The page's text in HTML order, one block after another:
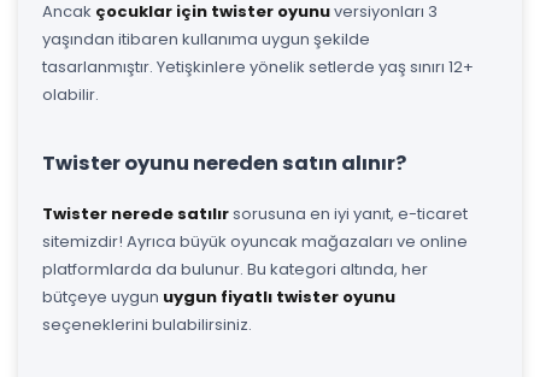
Ancak çocuklar için twister oyunuversiyonları 3
yaşından itibaren kullanıma uygun şekilde
tasarlanmıştır. Yetişkinlere yönelik setlerde yaş sınırı 12+
olabilir.
Twister oyunu nereden satın alınır?
Twister nerede satılırsorusuna en iyi yanıt, e-ticaret
sitemizdir! Ayrıca büyük oyuncak mağazaları ve online
platformlarda da bulunur. Bu kategori altında, her
bütçeye uygun uygun fiyatlı twister oyunu
seçeneklerini bulabilirsiniz.